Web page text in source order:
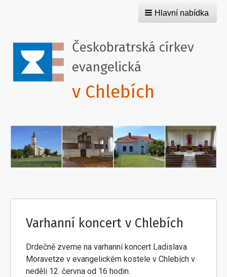
Hlavní nabídka
Českobratrská církev
evangelická
v Chlebích
Varhanní koncert v Chlebích
Drdečně zveme na varhanní koncert Ladislava
Moravetze v evangelickém kostele v Chlebích v
neděli 12. června od 16 hodin.